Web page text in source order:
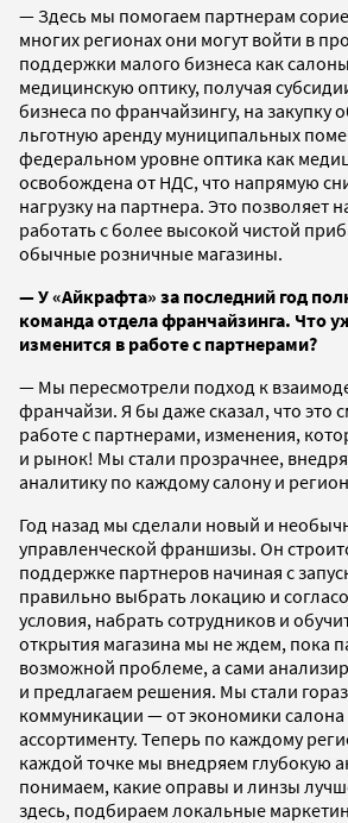
— Здесь мы помогаем партнерам
многих регионах они могут войти в
поддержки малого бизнеса как
медицинскую оптику, получая
бизнеса по франчайзингу, на закупку
льготную аренду муниципальных
федеральном уровне оптика как
освобождена от НДС, что напрямую
нагрузку на партнера. Это позволяет
работать с более высокой чистой
обычные розничные магазины.
— У «Айкрафта» за последний год
команда отдела франчайзинга. Что
изменится в работе с партнерами?
— Мы пересмотрели подход к
франчайзи. Я бы даже сказал, что это
работе с партнерами, изменения,
и рынок! Мы стали прозрачнее,
аналитику по каждому салону и
Год назад мы сделали новый и
управленческой франшизы. Он
поддержке партнеров начиная с
правильно выбрать локацию и
условия, набрать сотрудников и
открытия магазина мы не ждем, пока
возможной проблеме, а сами
и предлагаем решения. Мы стали
коммуникации — от экономики
ассортименту. Теперь по каждому
каждой точке мы внедряем глубокую
понимаем, какие оправы и линзы
здесь, подбираем локальные